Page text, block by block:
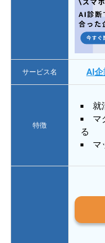
サービス名 AI企
特徴
就
マ
る
マ